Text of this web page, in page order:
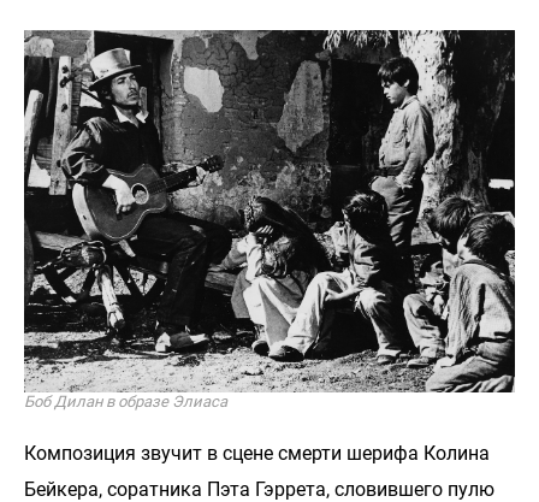
Боб Дилан в образе Элиаса
Композиция звучит в сцене смерти шерифа Колина
Бейкера, соратника Пэта Гэррета, словившего пулю